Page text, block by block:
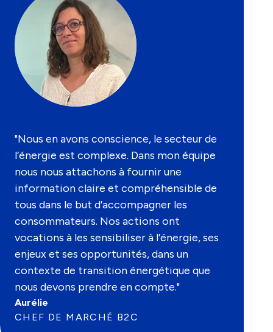
"Nous en avons conscience, le secteur de
l’énergie est complexe. Dans mon équipe
nous nous attachons à fournir une
information claire et compréhensible de
tous dans le but d’accompagner les
consommateurs. Nos actions ont
vocations à les sensibiliser à l’énergie, ses
enjeux et ses opportunités, dans un
contexte de transition énergétique que
nous devons prendre en compte."
Aurélie
CHEF DE MARCHÉ B2C